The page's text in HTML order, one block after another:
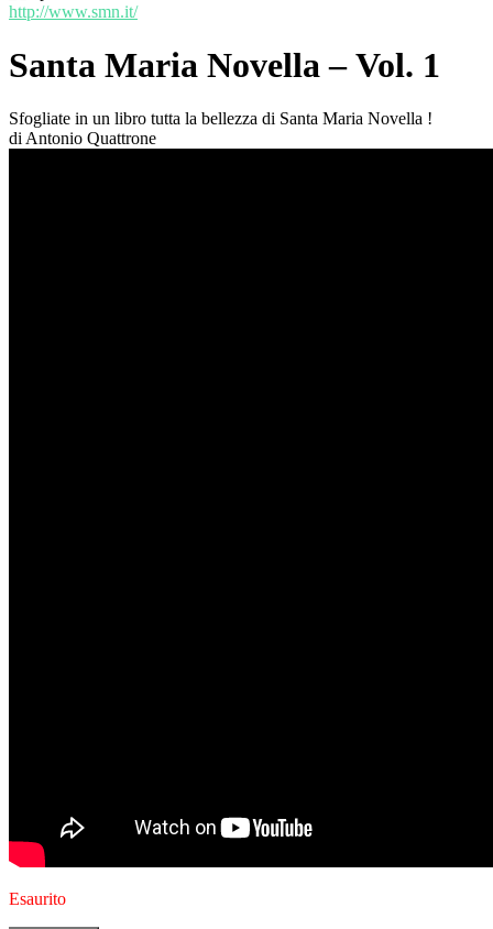
http://www.smn.it/
Santa Maria Novella – Vol. 1
Sfogliate in un libro tutta la bellezza di Santa Maria Novella !
di Antonio Quattrone
Esaurito